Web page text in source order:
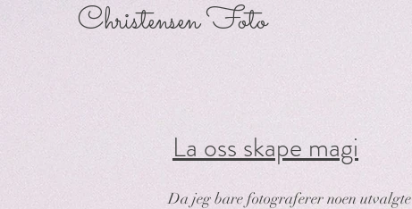
Christensen Foto
La oss skape magi
Da jeg bare fotograferer noen utvalgte